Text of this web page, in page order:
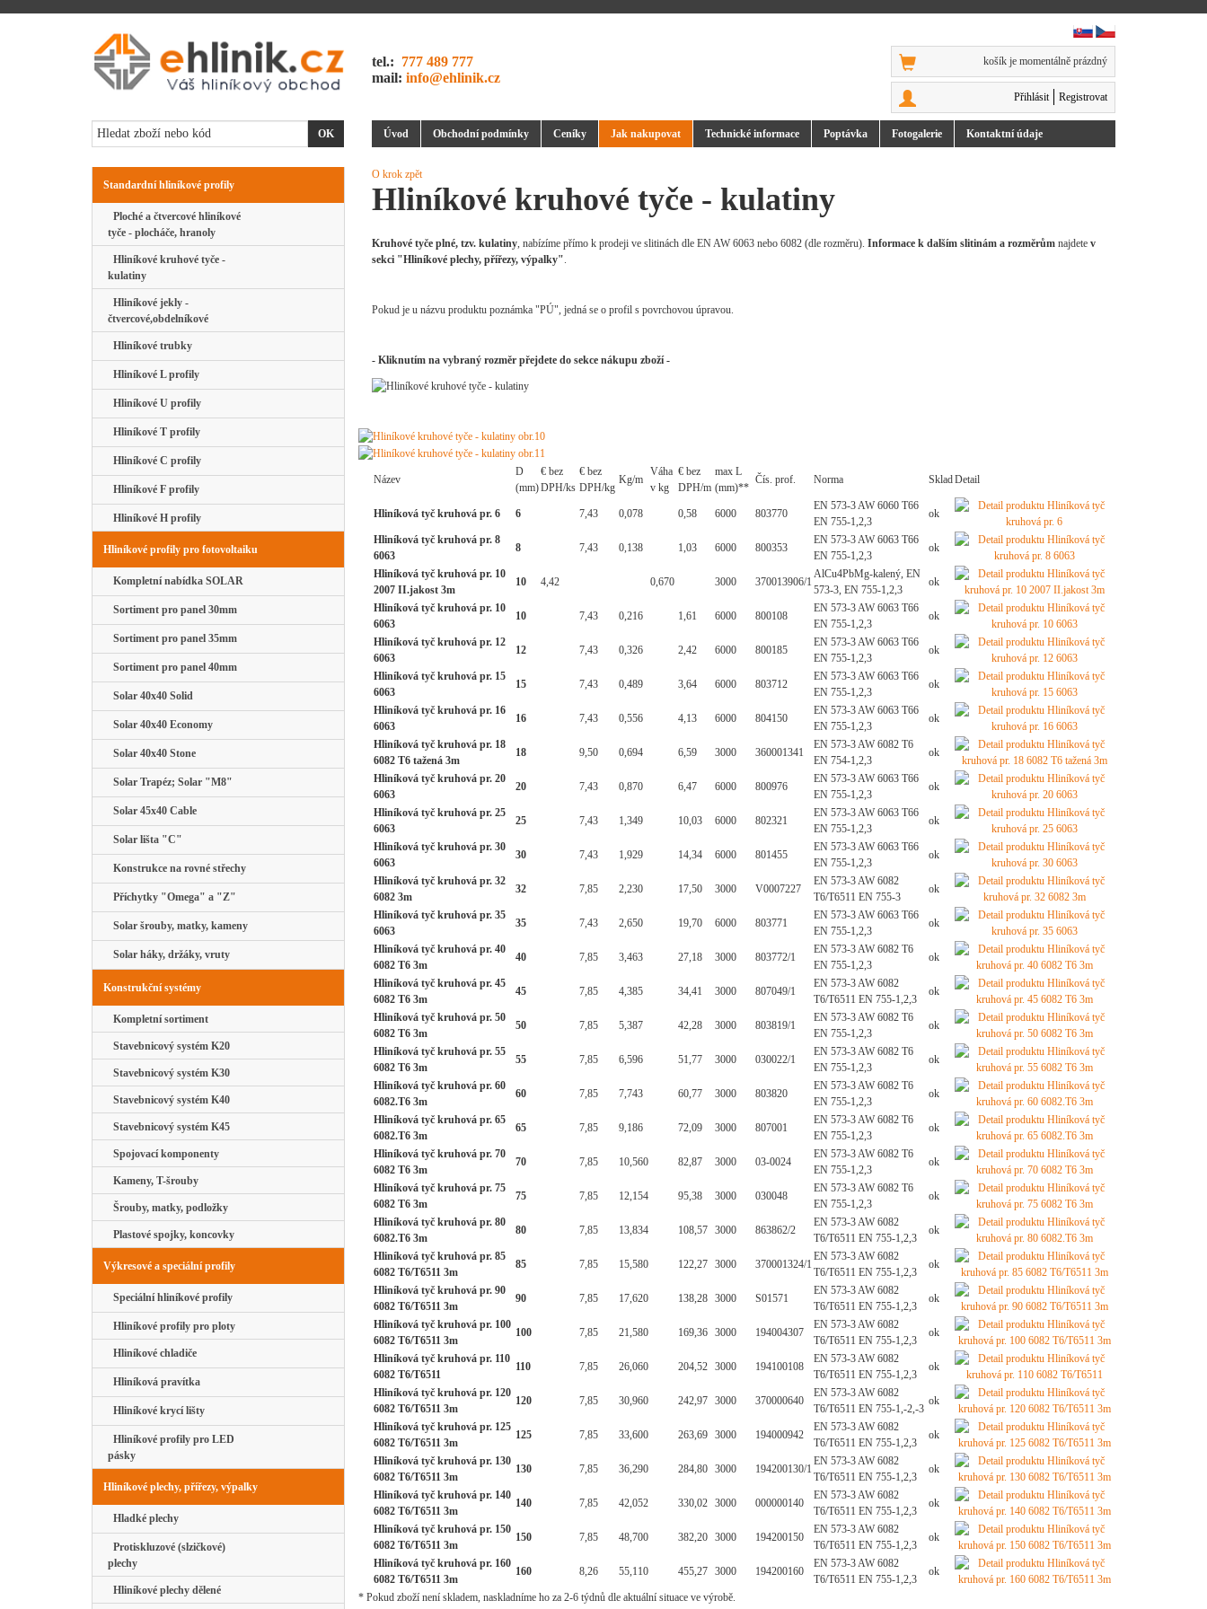
tel.: 777 489 777
mail: info@ehlinik.cz
košík je momentálně prázdný
Přihlásit Registrovat
Úvod Obchodní podmínky Ceníky Jak nakupovat Technické informace Poptávka Fotogalerie Kontaktní údaje
Standardní hliníkové profily
Ploché a čtvercové hliníkové
tyče - plocháče, hranoly
Hliníkové kruhové tyče -
kulatiny
Hliníkové jekly -
čtvercové,obdelníkové
Hliníkové trubky
Hliníkové L profily
Hliníkové U profily
Hliníkové T profily
Hliníkové C profily
Hliníkové F profily
Hliníkové H profily
Hliníkové profily pro fotovoltaiku
Kompletní nabídka SOLAR
Sortiment pro panel 30mm
Sortiment pro panel 35mm
Sortiment pro panel 40mm
Solar 40x40 Solid
Solar 40x40 Economy
Solar 40x40 Stone
Solar Trapéz; Solar "M8"
Solar 45x40 Cable
Solar lišta "C"
Konstrukce na rovné střechy
Příchytky "Omega" a "Z"
Solar šrouby, matky, kameny
Solar háky, držáky, vruty
Konstrukční systémy
Kompletní sortiment
Stavebnicový systém K20
Stavebnicový systém K30
Stavebnicový systém K40
Stavebnicový systém K45
Spojovací komponenty
Kameny, T-šrouby
Šrouby, matky, podložky
Plastové spojky, koncovky
Výkresové a speciální profily
Speciální hliníkové profily
Hliníkové profily pro ploty
Hliníkové chladiče
Hliníková pravítka
Hliníkové krycí lišty
Hliníkové profily pro LED
pásky
Hliníkové plechy, přířezy, výpalky
Hladké plechy
Protiskluzové (slzičkové)
plechy
Hliníkové plechy dělené
O krok zpět
Hliníkové kruhové tyče - kulatiny
Kruhové tyče plné, tzv. kulatiny, nabízíme přímo k prodeji ve slitinách dle EN AW 6063 nebo 6082 (dle rozměru). Informace k dalším slitinám a rozměrům najdete v
sekci "Hliníkové plechy, přířezy, výpalky".
Pokud je u názvu produktu poznámka "PÚ", jedná se o profil s povrchovou úpravou.
- Kliknutím na vybraný rozměr přejdete do sekce nákupu zboží -
Název
D
(mm)
€ bez
DPH/ks
€ bez
DPH/kg
Kg/m
Váha
v kg
€ bez
DPH/m
max L
(mm)**
Čís. prof. Norma SkladDetail
Hliníková tyč kruhová pr. 6 6 7,43 0,078 0,58 6000 803770
EN 573-3 AW 6060 T66
EN 755-1,2,3
ok
Hliníková tyč kruhová pr. 8
6063
8 7,43 0,138 1,03 6000 800353
EN 573-3 AW 6063 T66
EN 755-1,2,3
ok
Hliníková tyč kruhová pr. 10
2007 II.jakost 3m
10 4,42 0,670 3000 370013906/1
AlCu4PbMg-kalený, EN
573-3, EN 755-1,2,3
ok
Hliníková tyč kruhová pr. 10
6063
10 7,43 0,216 1,61 6000 800108
EN 573-3 AW 6063 T66
EN 755-1,2,3
ok
Hliníková tyč kruhová pr. 12
6063
12 7,43 0,326 2,42 6000 800185
EN 573-3 AW 6063 T66
EN 755-1,2,3
ok
Hliníková tyč kruhová pr. 15
6063
15 7,43 0,489 3,64 6000 803712
EN 573-3 AW 6063 T66
EN 755-1,2,3
ok
Hliníková tyč kruhová pr. 16
6063
16 7,43 0,556 4,13 6000 804150
EN 573-3 AW 6063 T66
EN 755-1,2,3
ok
Hliníková tyč kruhová pr. 18
6082 T6 tažená 3m
18 9,50 0,694 6,59 3000 360001341
EN 573-3 AW 6082 T6
EN 754-1,2,3
ok
Hliníková tyč kruhová pr. 20
6063
20 7,43 0,870 6,47 6000 800976
EN 573-3 AW 6063 T66
EN 755-1,2,3
ok
Hliníková tyč kruhová pr. 25
6063
25 7,43 1,349 10,03 6000 802321
EN 573-3 AW 6063 T66
EN 755-1,2,3
ok
Hliníková tyč kruhová pr. 30
6063
30 7,43 1,929 14,34 6000 801455
EN 573-3 AW 6063 T66
EN 755-1,2,3
ok
Hliníková tyč kruhová pr. 32
6082 3m
32 7,85 2,230 17,50 3000 V0007227
EN 573-3 AW 6082
T6/T6511 EN 755-3
ok
Hliníková tyč kruhová pr. 35
6063
35 7,43 2,650 19,70 6000 803771
EN 573-3 AW 6063 T66
EN 755-1,2,3
ok
Hliníková tyč kruhová pr. 40
6082 T6 3m
40 7,85 3,463 27,18 3000 803772/1
EN 573-3 AW 6082 T6
EN 755-1,2,3
ok
Hliníková tyč kruhová pr. 45
6082 T6 3m
45 7,85 4,385 34,41 3000 807049/1
EN 573-3 AW 6082
T6/T6511 EN 755-1,2,3
ok
Hliníková tyč kruhová pr. 50
6082 T6 3m
50 7,85 5,387 42,28 3000 803819/1
EN 573-3 AW 6082 T6
EN 755-1,2,3
ok
Hliníková tyč kruhová pr. 55
6082 T6 3m
55 7,85 6,596 51,77 3000 030022/1
EN 573-3 AW 6082 T6
EN 755-1,2,3
ok
Hliníková tyč kruhová pr. 60
6082.T6 3m
60 7,85 7,743 60,77 3000 803820
EN 573-3 AW 6082 T6
EN 755-1,2,3
ok
Hliníková tyč kruhová pr. 65
6082.T6 3m
65 7,85 9,186 72,09 3000 807001
EN 573-3 AW 6082 T6
EN 755-1,2,3
ok
Hliníková tyč kruhová pr. 70
6082 T6 3m
70 7,85 10,560 82,87 3000 03-0024
EN 573-3 AW 6082 T6
EN 755-1,2,3
ok
Hliníková tyč kruhová pr. 75
6082 T6 3m
75 7,85 12,154 95,38 3000 030048
EN 573-3 AW 6082 T6
EN 755-1,2,3
ok
Hliníková tyč kruhová pr. 80
6082.T6 3m
80 7,85 13,834 108,57 3000 863862/2
EN 573-3 AW 6082
T6/T6511 EN 755-1,2,3
ok
Hliníková tyč kruhová pr. 85
6082 T6/T6511 3m
85 7,85 15,580 122,27 3000 370001324/1
EN 573-3 AW 6082
T6/T6511 EN 755-1,2,3
ok
Hliníková tyč kruhová pr. 90
6082 T6/T6511 3m
90 7,85 17,620 138,28 3000 S01571
EN 573-3 AW 6082
T6/T6511 EN 755-1,2,3
ok
Hliníková tyč kruhová pr. 100
6082 T6/T6511 3m
100 7,85 21,580 169,36 3000 194004307
EN 573-3 AW 6082
T6/T6511 EN 755-1,2,3
ok
Hliníková tyč kruhová pr. 110
6082 T6/T6511
110 7,85 26,060 204,52 3000 194100108
EN 573-3 AW 6082
T6/T6511 EN 755-1,2,3
ok
Hliníková tyč kruhová pr. 120
6082 T6/T6511 3m
120 7,85 30,960 242,97 3000 370000640
EN 573-3 AW 6082
T6/T6511 EN 755-1,-2,-3
ok
Hliníková tyč kruhová pr. 125
6082 T6/T6511 3m
125 7,85 33,600 263,69 3000 194000942
EN 573-3 AW 6082
T6/T6511 EN 755-1,2,3
ok
Hliníková tyč kruhová pr. 130
6082 T6/T6511 3m
130 7,85 36,290 284,80 3000 194200130/1
EN 573-3 AW 6082
T6/T6511 EN 755-1,2,3
ok
Hliníková tyč kruhová pr. 140
6082 T6/T6511 3m
140 7,85 42,052 330,02 3000 000000140
EN 573-3 AW 6082
T6/T6511 EN 755-1,2,3
ok
Hliníková tyč kruhová pr. 150
6082 T6/T6511 3m
150 7,85 48,700 382,20 3000 194200150
EN 573-3 AW 6082
T6/T6511 EN 755-1,2,3
ok
Hliníková tyč kruhová pr. 160
6082 T6/T6511 3m
160 8,26 55,110 455,27 3000 194200160
EN 573-3 AW 6082
T6/T6511 EN 755-1,2,3
ok
* Pokud zboží není skladem, naskladníme ho za 2-6 týdnů dle aktuální situace ve výrobě.